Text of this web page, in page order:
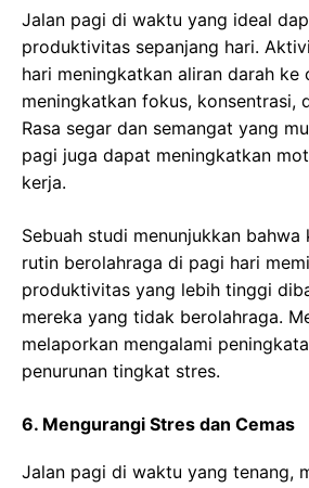
Jalan pagi di waktu yang ideal
produktivitas sepanjang hari.
hari meningkatkan aliran darah ke
meningkatkan fokus, konsentrasi,
Rasa segar dan semangat yang
pagi juga dapat meningkatkan
kerja.
Sebuah studi menunjukkan bahwa
rutin berolahraga di pagi hari
produktivitas yang lebih tinggi
mereka yang tidak berolahraga.
melaporkan mengalami
penurunan tingkat stres.
6. Mengurangi Stres dan Cemas
Jalan pagi di waktu yang tenang,